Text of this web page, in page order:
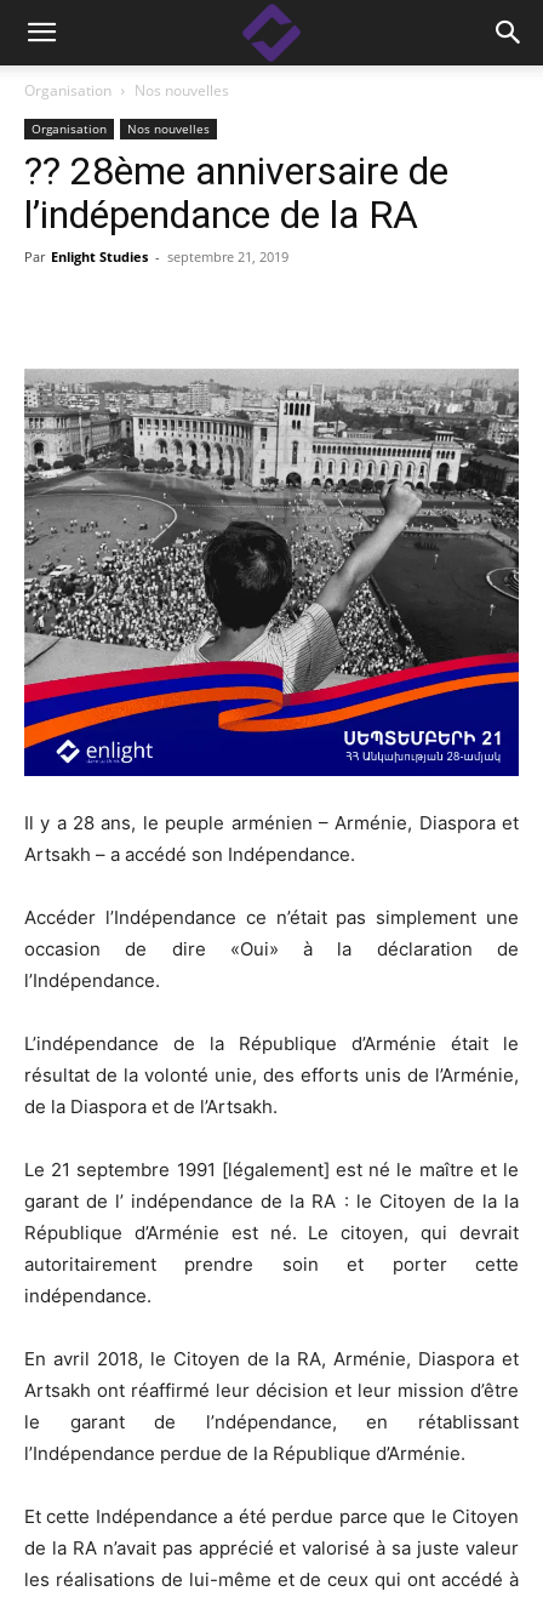
Organisation Nos nouvelles
Organisation Nos nouvelles
?? 28ème anniversaire de
l’indépendance de la RA
Par Enlight Studies - septembre 21, 2019
Il y a 28 ans, le peuple arménien – Arménie, Diaspora et
Artsakh – a accédé son Indépendance.
Accéder l’Indépendance ce n’était pas simplement une
occasion de dire «Oui» à la déclaration de
l’Indépendance.
L’indépendance de la République d’Arménie était le
résultat de la volonté unie, des efforts unis de l’Arménie,
de la Diaspora et de l’Artsakh.
Le 21 septembre 1991 [légalement] est né le maître et le
garant de l’ indépendance de la RA : le Citoyen de la la
République d’Arménie est né. Le citoyen, qui devrait
autoritairement prendre soin et porter cette
indépendance.
En avril 2018, le Citoyen de la RA, Arménie, Diaspora et
Artsakh ont réaffirmé leur décision et leur mission d’être
le garant de l’ndépendance, en rétablissant
l’Indépendance perdue de la République d’Arménie.
Et cette Indépendance a été perdue parce que le Citoyen
de la RA n’avait pas apprécié et valorisé à sa juste valeur
les réalisations de lui-même et de ceux qui ont accédé à